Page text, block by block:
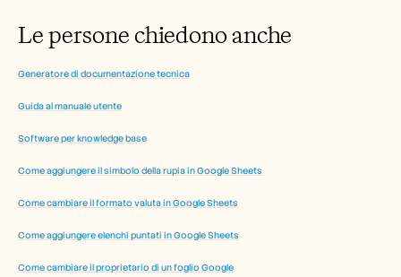
Le persone chiedono anche
Generatore di documentazione tecnica
Guida al manuale utente
Software per knowledge base
Come aggiungere il simbolo della rupia in Google Sheets
Come cambiare il formato valuta in Google Sheets
Come aggiungere elenchi puntati in Google Sheets
Come cambiare il proprietario di un foglio Google